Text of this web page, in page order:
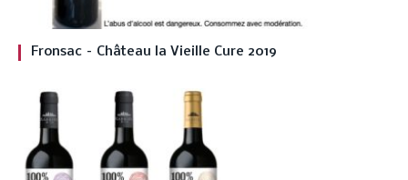
Fronsac – Château la Vieille Cure 2019